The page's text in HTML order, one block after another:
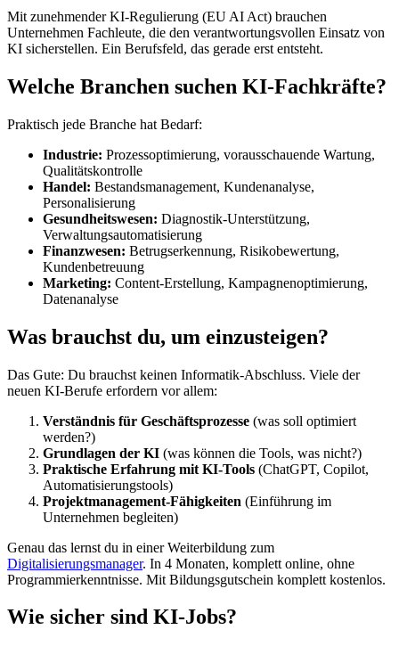
Mit zunehmender KI-Regulierung (EU AI Act) brauchen
Unternehmen Fachleute, die den verantwortungsvollen Einsatz von
KI sicherstellen. Ein Berufsfeld, das gerade erst entsteht.
Welche Branchen suchen KI-Fachkräfte?
Praktisch jede Branche hat Bedarf:
Industrie: Prozessoptimierung, vorausschauende Wartung,
Qualitätskontrolle
Handel: Bestandsmanagement, Kundenanalyse,
Personalisierung
Gesundheitswesen: Diagnostik-Unterstützung,
Verwaltungsautomatisierung
Finanzwesen: Betrugserkennung, Risikobewertung,
Kundenbetreuung
Marketing: Content-Erstellung, Kampagnenoptimierung,
Datenanalyse
Was brauchst du, um einzusteigen?
Das Gute: Du brauchst keinen Informatik-Abschluss. Viele der
neuen KI-Berufe erfordern vor allem:
Verständnis für Geschäftsprozesse (was soll optimiert
werden?)
Grundlagen der KI (was können die Tools, was nicht?)
Praktische Erfahrung mit KI-Tools (ChatGPT, Copilot,
Automatisierungstools)
Projektmanagement-Fähigkeiten (Einführung im
Unternehmen begleiten)
Genau das lernst du in einer Weiterbildung zum
Digitalisierungsmanager. In 4 Monaten, komplett online, ohne
Programmierkenntnisse. Mit Bildungsgutschein komplett kostenlos.
Wie sicher sind KI-Jobs?